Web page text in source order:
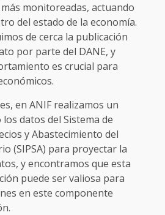
monitoreadas, actuando
del estado de la economía.
de cerca la publicación
por parte del DANE, y
es crucial para
en ANIF realizamos un
datos del Sistema de
y Abastecimiento del
(SIPSA) para proyectar la
y encontramos que esta
puede ser valiosa para
en este componente